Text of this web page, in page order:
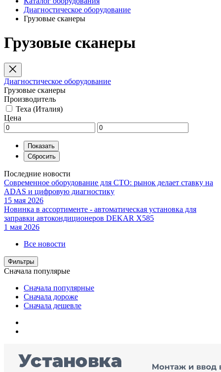
Диагностическое оборудование
Грузовые сканеры
Грузовые сканеры
Диагностическое оборудование
Грузовые сканеры
Производитель
Texa (Италия)
Цена
Последние новости
Современное оборудование для СТО: рынок делает ставку на
ADAS и цифровую диагностику
15 мая 2026
Новинка в ассортименте - автоматическая установка для
заправки автокондиционеров DEKAR X585
1 мая 2026
Все новости
Фильтры
Сначала популярые
Сначала популярные
Сначала дороже
Сначала дешевле